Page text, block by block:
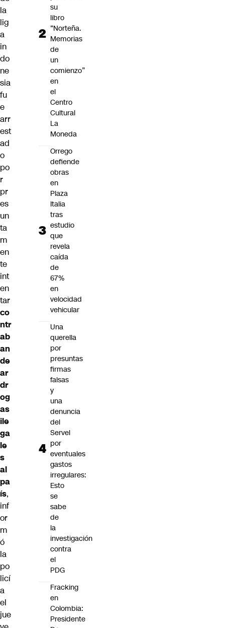
la
lig
a
in
do
ne
sia
fu
e
arr
est
ad
o
po
r
pr
es
un
ta
m
en
te
int
en
tar
co
ntr
ab
an
de
ar
dr
og
as
ile
ga
le
s
al
pa
ís,
inf
or
m
ó
la
po
licí
a
el
jue
su
libro
“Norteña.
Memorias
de
un
comienzo”
en
el
Centro
Cultural
La
Moneda
Orrego
defiende
obras
en
Plaza
Italia
tras
estudio
que
revela
caída
de
67%
en
velocidad
vehicular
Una
querella
por
presuntas
firmas
falsas
y
una
denuncia
del
Servel
por
eventuales
gastos
irregulares:
Esto
se
sabe
de
la
investigación
contra
el
PDG
Fracking
en
Colombia:
Presidente